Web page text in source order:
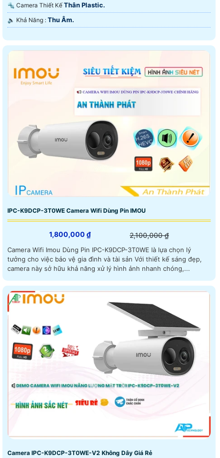
🔩 Camera Thiết Kế Thân Plastic.
️🔈 Khả Năng : Thu Âm.
IPC-K9DCP-3T0WE Camera Wifi Dùng Pin IMOU
1,800,000 ₫ 2,100,000 ₫
Camera Wifi Imou Dùng Pin IPC-K9DCP-3T0WE là lựa chọn lý
tưởng cho việc bảo vệ gia đình và tài sản Với thiết kế sáng đẹp,
camera này sở hữu khả năng xử lý hình ảnh nhanh chóng,...
Camera IPC-K9DCP-3T0WE-V2 Không Dây Giá Rẻ